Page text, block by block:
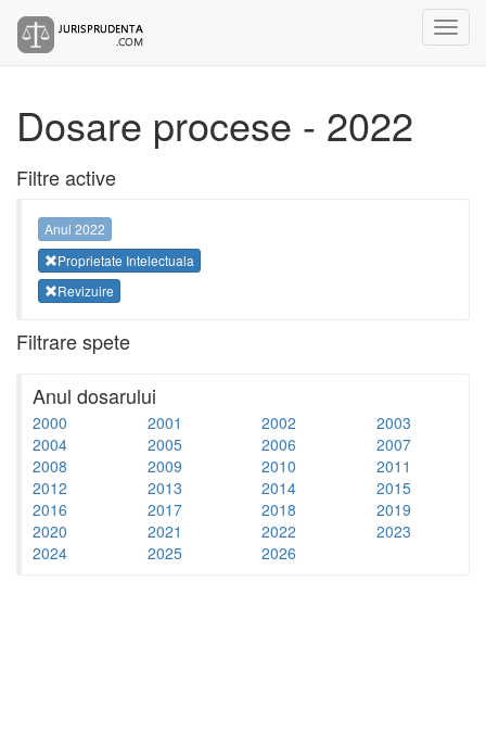
Dosare procese - 2022
Filtre active
Anul 2022
Proprietate Intelectuala
Revizuire
Filtrare spete
Anul dosarului
2000 2001 2002
2003
2004
2005 2006
2007
2008
2009 2010
2011
2012
2013 2014
2015
2016
2017 2018
2019
2020
2021 2022
2023
2024
2025 2026